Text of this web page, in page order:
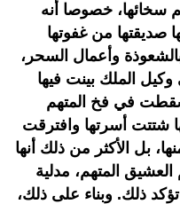
سخائها، خصوصا أنه
صديقتها من غفوتها
وأعمال السحر،
الملك بينت فيها
سقطت في فخ المتهم
شتتت أسرتها وافترقت
بل الأكثر من ذلك أنها
المتهم، مدلية
ذلك. وبناء على ذلك،